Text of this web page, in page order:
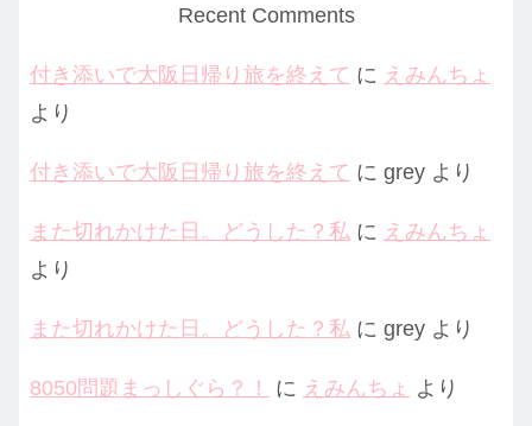
Recent Comments
付き添いで大阪日帰り旅を終えて に えみんちょ
より
付き添いで大阪日帰り旅を終えて に grey より
また切れかけた日。どうした？私 に えみんちょ
より
また切れかけた日。どうした？私 に grey より
8050問題まっしぐら？！ に えみんちょ より